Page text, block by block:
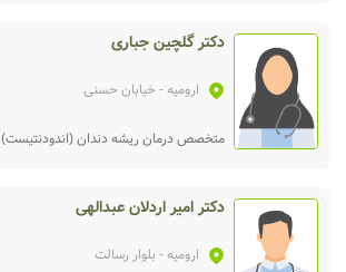
دکتر گلچین جباری
ارومیه- خیابان حسنی
متخصص درمان ریشه دندان (اندودنتیست)
دکتر امیر اردلان عبدالهی
ارومیه- بلوار رسالت